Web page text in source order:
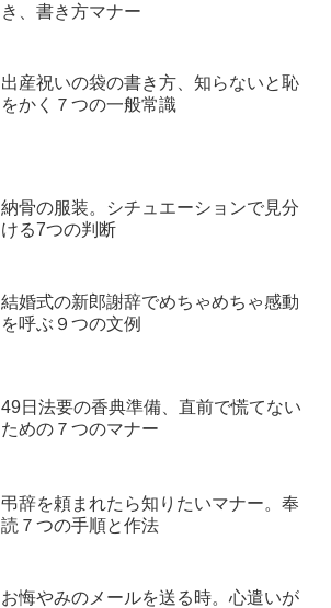
き、書き方マナー
出産祝いの袋の書き方、知らないと恥
をかく７つの一般常識
納骨の服装。シチュエーションで見分
ける7つの判断
結婚式の新郎謝辞でめちゃめちゃ感動
を呼ぶ９つの文例
49日法要の香典準備、直前で慌てない
ための７つのマナー
弔辞を頼まれたら知りたいマナー。奉
読７つの手順と作法
お悔やみのメールを送る時。心遣いが